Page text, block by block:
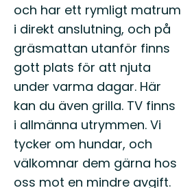
och har ett rymligt matrum
i direkt anslutning, och på
gräsmattan utanför finns
gott plats för att njuta
under varma dagar. Här
kan du även grilla. TV finns
i allmänna utrymmen. Vi
tycker om hundar, och
välkomnar dem gärna hos
oss mot en mindre avgift.